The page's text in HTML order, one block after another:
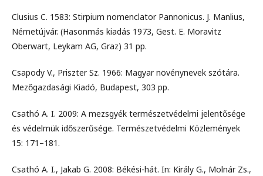
Clusius C. 1583: Stirpium nomenclator Pannonicus. J. Manlius,
Németújvár. (Hasonmás kiadás 1973, Gest. E. Moravitz
Oberwart, Leykam AG, Graz) 31 pp.
Csapody V., Priszter Sz. 1966: Magyar növénynevek szótára.
Mezőgazdasági Kiadó, Budapest, 303 pp.
Csathó A. I. 2009: A mezsgyék természetvédelmi jelentősége
és védelmük időszerűsége. Természetvédelmi Közlemények
15: 171–181.
Csathó A. I., Jakab G. 2008: Békési-hát. In: Király G., Molnár Zs.,